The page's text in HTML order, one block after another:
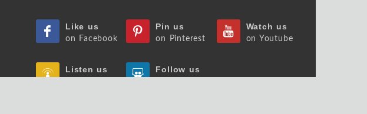
Like us
on Facebook
Pin us
on Pinterest
Watch us
on Youtube
Listen us Follow us